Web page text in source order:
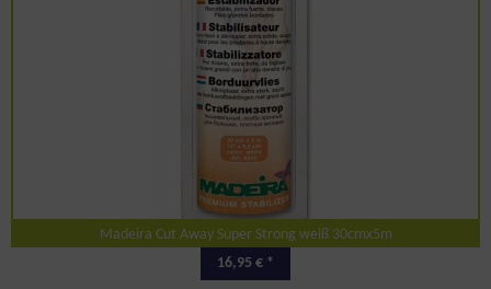
Madeira Cut Away Super Strong weiß 30cmx5m
16,95 € *